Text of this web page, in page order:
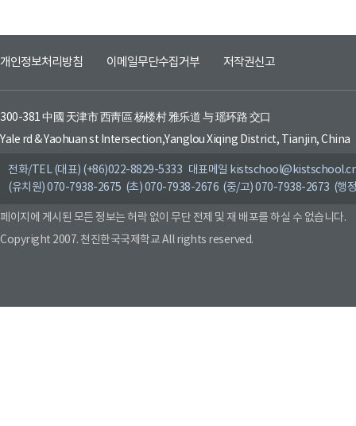
개인정보처리방침 이메일무단수집거부 저작권신고
300-381 中國 天津市 西靑區 杨楼村 雅乐道 与 瑶环路 交口
Yale rd & Yaohuan st Intersection,Yanglou Xiqing District, Tianjin, China
전화/TEL (대표) (+86)022-8829-5333 대표메일
(유치원) 070-7938-2675 (초) 070-7938-2676 (중/고) 070-7938-2673 (행
페이지에 게시된 모든 정보는 허락 없이 무단 전제 및 재 배포를 하실 수 없습니다.
Copyright 2007. 천진한국국제학교 All rights reserved.